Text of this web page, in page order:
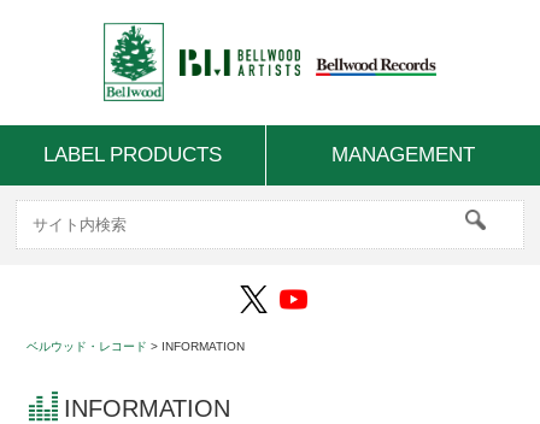
LABEL PRODUCTS MANAGEMENT
ベルウッド・レコード > INFORMATION
INFORMATION